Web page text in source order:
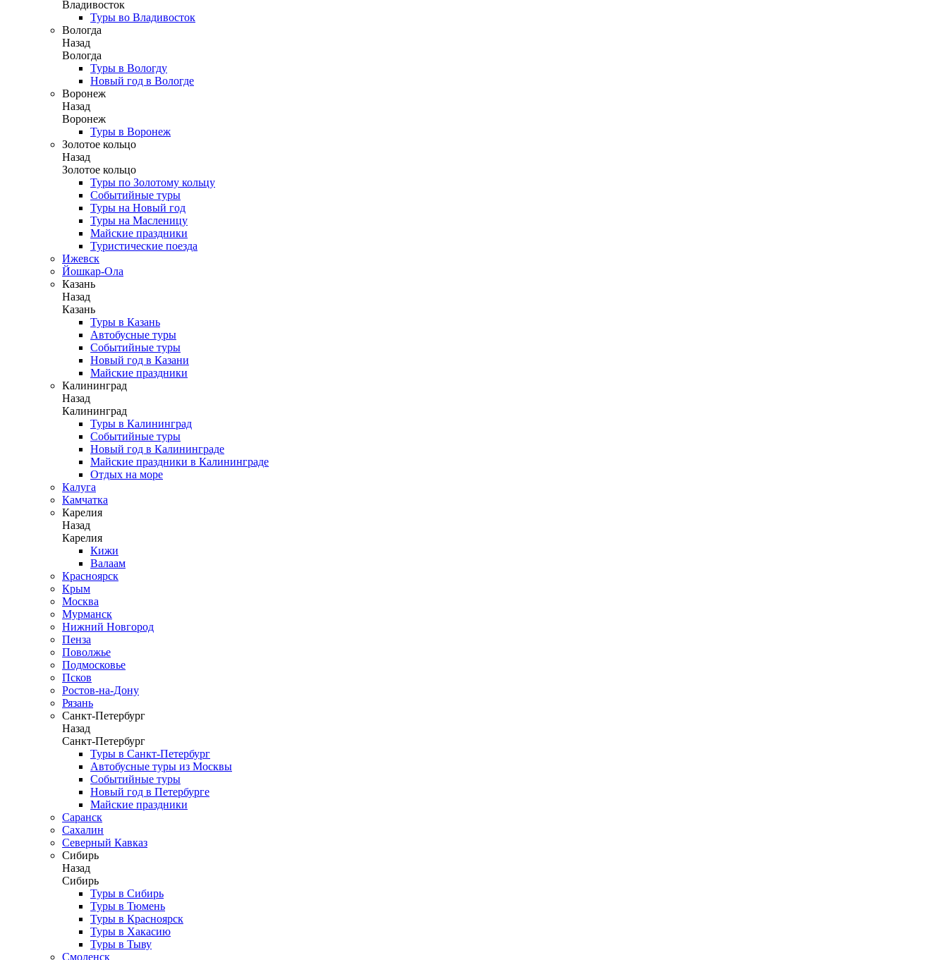
Владивосток
Туры во Владивосток
Вологда
Назад
Вологда
Туры в Вологду
Новый год в Вологде
Воронеж
Назад
Воронеж
Туры в Воронеж
Золотое кольцо
Назад
Золотое кольцо
Туры по Золотому кольцу
Событийные туры
Туры на Новый год
Туры на Масленицу
Майские праздники
Туристические поезда
Ижевск
Йошкар-Ола
Казань
Назад
Казань
Туры в Казань
Автобусные туры
Событийные туры
Новый год в Казани
Майские праздники
Калининград
Назад
Калининград
Туры в Калининград
Событийные туры
Новый год в Калининграде
Майские праздники в Калининграде
Отдых на море
Калуга
Камчатка
Карелия
Назад
Карелия
Кижи
Валаам
Красноярск
Крым
Москва
Мурманск
Нижний Новгород
Пенза
Поволжье
Подмосковье
Псков
Ростов-на-Дону
Рязань
Санкт-Петербург
Назад
Санкт-Петербург
Туры в Санкт-Петербург
Автобусные туры из Москвы
Событийные туры
Новый год в Петербурге
Майские праздники
Саранск
Сахалин
Северный Кавказ
Сибирь
Назад
Сибирь
Туры в Сибирь
Туры в Тюмень
Туры в Красноярск
Туры в Хакасию
Туры в Тыву
Смоленск